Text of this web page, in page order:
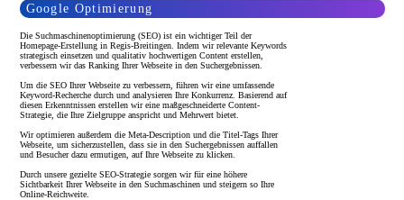
Google Optimierung
Die Suchmaschinenoptimierung (SEO) ist ein wichtiger Teil der
Homepage-Erstellung in Regis-Breitingen. Indem wir relevante Keywords
strategisch einsetzen und qualitativ hochwertigen Content erstellen,
verbessern wir das Ranking Ihrer Webseite in den Suchergebnissen.
Um die SEO Ihrer Webseite zu verbessern, führen wir eine umfassende
Keyword-Recherche durch und analysieren Ihre Konkurrenz. Basierend auf
diesen Erkenntnissen erstellen wir eine maßgeschneiderte Content-
Strategie, die Ihre Zielgruppe anspricht und Mehrwert bietet.
Wir optimieren außerdem die Meta-Description und die Titel-Tags Ihrer
Webseite, um sicherzustellen, dass sie in den Suchergebnissen auffallen
und Besucher dazu ermutigen, auf Ihre Webseite zu klicken.
Durch unsere gezielte SEO-Strategie sorgen wir für eine höhere
Sichtbarkeit Ihrer Webseite in den Suchmaschinen und steigern so Ihre
Online-Reichweite.